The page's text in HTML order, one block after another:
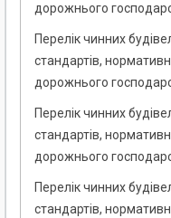
дорожнього
Перелік чинних
стандартів,
дорожнього
Перелік чинних
стандартів,
дорожнього
Перелік чинних
стандартів,